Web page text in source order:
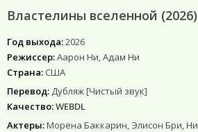
Властелины вселенной (2026)
Год выхода:2026
Режиссер:Аарон Ни, Адам Ни
Страна: США
Перевод: Дубляж [Чистый звук]
Качество:WEBDL
Актеры:Морена Баккарин, Элисон Бри,